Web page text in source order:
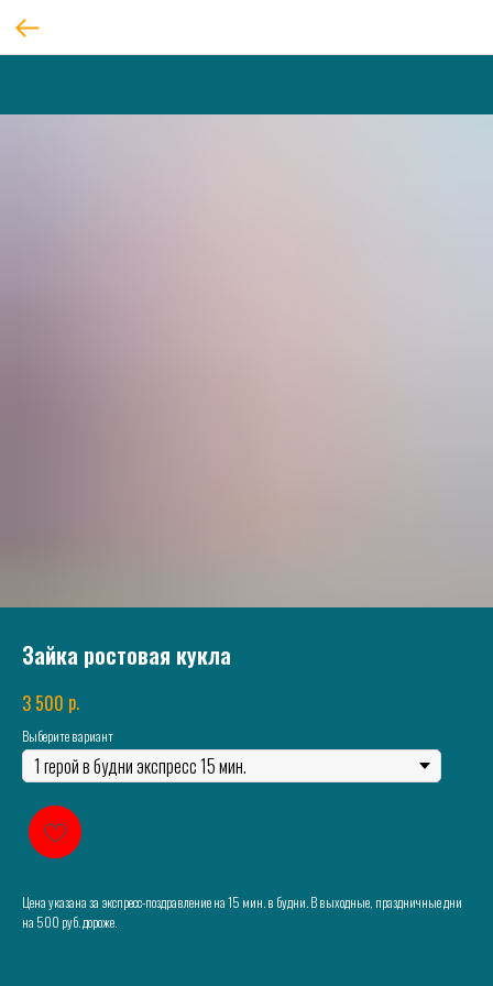
Зайка ростовая кукла
3 500 р.
Выберите вариант
Цена указана за экспресс-поздравление на 15 мин. в будни. В выходные, праздничные дни
на 500 руб. дороже.